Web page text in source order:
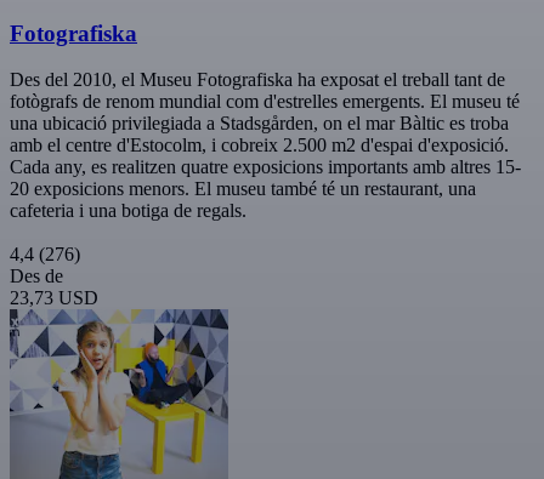
Fotografiska
Des del 2010, el Museu Fotografiska ha exposat el treball tant de
fotògrafs de renom mundial com d'estrelles emergents. El museu té
una ubicació privilegiada a Stadsgården, on el mar Bàltic es troba
amb el centre d'Estocolm, i cobreix 2.500 m2 d'espai d'exposició.
Cada any, es realitzen quatre exposicions importants amb altres 15-
20 exposicions menors. El museu també té un restaurant, una
cafeteria i una botiga de regals.
4,4 (276)
Des de
23,73 USD